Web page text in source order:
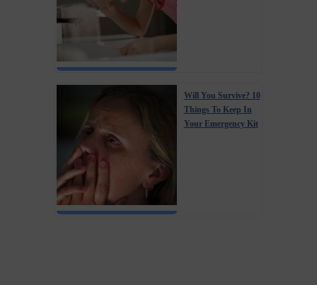
Will You Survive? 10
Things To Keep In
Your Emergency Kit